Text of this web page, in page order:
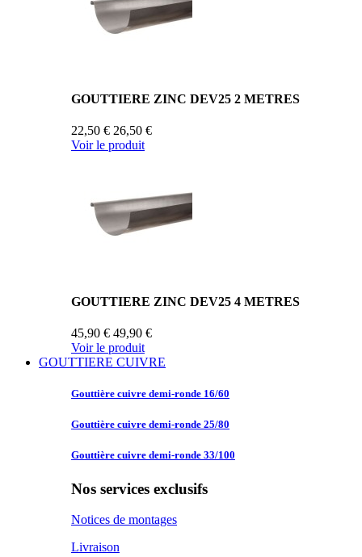
GOUTTIERE ZINC DEV25 2 METRES
22,50 € 26,50 €
Voir le produit
GOUTTIERE ZINC DEV25 4 METRES
45,90 € 49,90 €
Voir le produit
GOUTTIERE CUIVRE
Gouttière cuivre demi-ronde 16/60
Gouttière cuivre demi-ronde 25/80
Gouttière cuivre demi-ronde 33/100
Nos services exclusifs
Notices de montages
Livraison